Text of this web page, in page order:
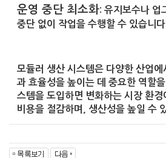
운영 중단 최소화: 유지보수나 업
중단 없이 작업을 수행할 수 있습니다.
모듈러 생산 시스템은 다양한 산업에
과 효율성을 높이는 데 중요한 역할
스템을 도입하면 변화하는 시장 환경
비용을 절감하며, 생산성을 높일 수